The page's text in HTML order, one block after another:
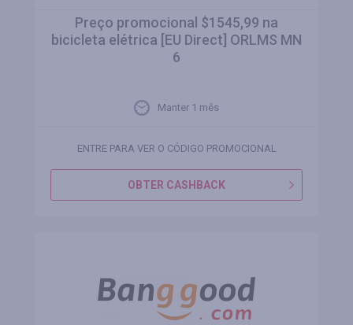
Preço promocional $1545,99 na
bicicleta elétrica [EU Direct] ORLMS MN
6
Manter 1 mês
ENTRE PARA VER O CÓDIGO PROMOCIONAL
OBTER CASHBACK